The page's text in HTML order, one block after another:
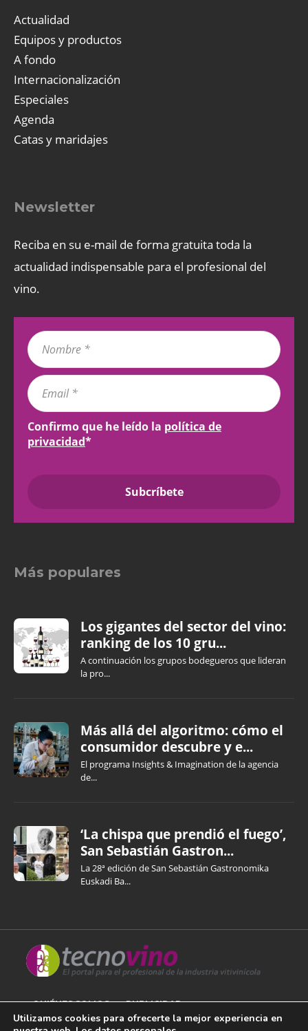
Actualidad
Equipos y productos
A fondo
Internacionalización
Especiales
Agenda
Catas y maridajes
Newsletter
Reciba en su e-mail de forma gratuita toda la
actualidad indispensable para el profesional del
vino.
Confirmo que he leído la política de
privacidad*
Más populares
Los gigantes del sector del vino:
ranking de los 10 gru...
A continuación los grupos bodegueros que lideran
la pro...
Más allá del algoritmo: cómo el
consumidor descubre y e...
El programa Insights & Imagination de la agencia
de...
‘La chispa que prendió el fuego’,
San Sebastián Gastron...
La 28ª edición de San Sebastián Gastronomika
Euskadi Ba...
QUIÉNES SOMOS PUBLICIDAD
Utilizamos cookies para ofrecerte la mejor experiencia en